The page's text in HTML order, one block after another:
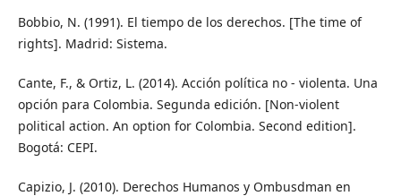
Bobbio, N. (1991). El tiempo de los derechos. [The time of
rights]. Madrid: Sistema.
Cante, F., & Ortiz, L. (2014). Acción política no - violenta. Una
opción para Colombia. Segunda edición. [Non-violent
political action. An option for Colombia. Second edition].
Bogotá: CEPI.
Capizio, J. (2010). Derechos Humanos y Ombusdman en